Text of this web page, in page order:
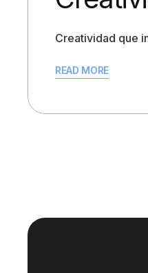
Creatividad que
READ MORE